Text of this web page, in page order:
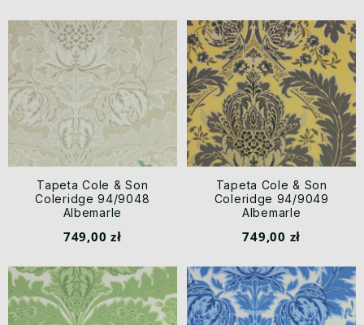
Tapeta Cole & Son
Coleridge 94/9048
Albemarle
749,00 zł
Tapeta Cole & Son
Coleridge 94/9049
Albemarle
749,00 zł